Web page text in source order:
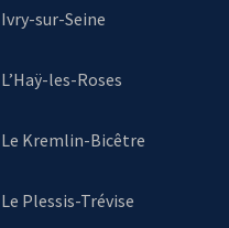
Ivry-sur-Seine
L’Haÿ-les-Roses
Le Kremlin-Bicêtre
Le Plessis-Trévise